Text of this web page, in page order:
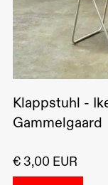
Klappstuhl -
Gammelgaard
€ 3,00 EUR